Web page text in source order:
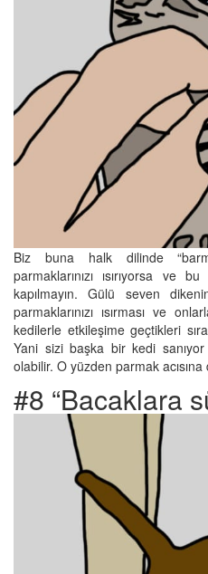
Biz buna halk dilinde
parmaklarınızı ısırıyorsa ve
kapılmayın. Gülü seven
parmaklarınızı ısırması ve
kedilerle etkileşime geçtikleri
Yani sizi başka bir kedi
olabilir. O yüzden parmak acısına
#8 “Bacaklara